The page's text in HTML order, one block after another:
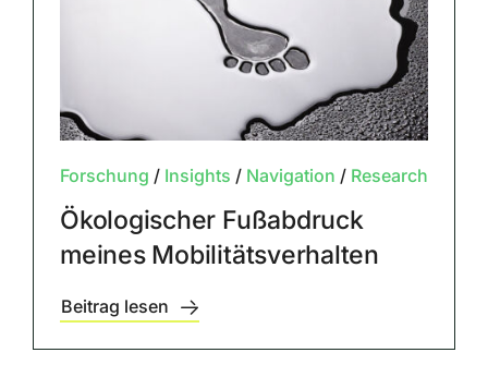
Forschung / Insights / Navigation / Research
Ökologischer Fußabdruck
meines Mobilitätsverhalten
Beitrag lesen